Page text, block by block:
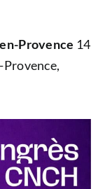
Provence 14